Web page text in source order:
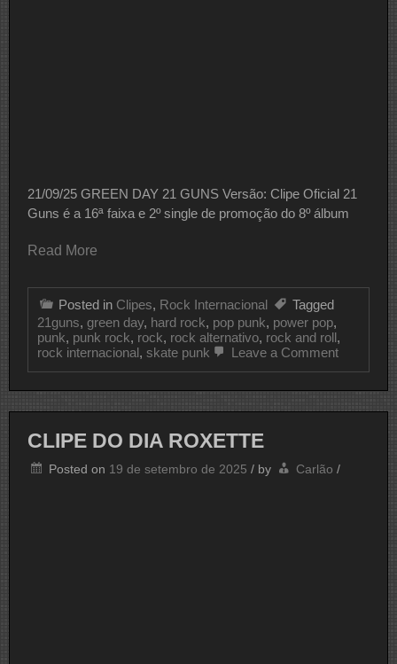
21/09/25 GREEN DAY 21 GUNS Versão: Clipe Oficial 21
Guns é a 16ª faixa e 2º single de promoção do 8º álbum
Read More
Posted in Clipes, Rock Internacional
Tagged
21guns, green day, hard rock, pop punk, power pop,
punk, punk rock, rock, rock alternativo, rock and roll,
rock internacional, skate punk Leave a Commenton
GREEN
CLIPE DO DIA ROXETTE
Posted on 19 de setembro de 2025 / by Carlão /